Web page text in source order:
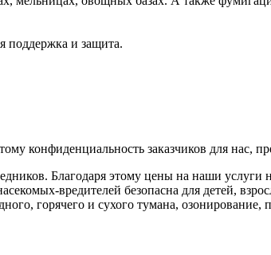
поддержка и защита.
конфиденциальность заказчиков для нас,
Благодаря этому цены на наши услуги
вредителей безопасна для детей,
горячего и сухого тумана, озонирование,